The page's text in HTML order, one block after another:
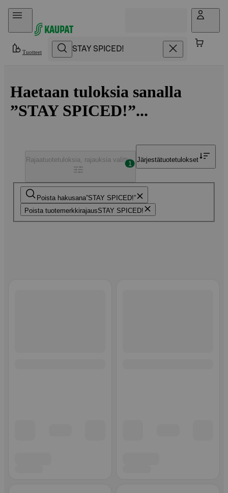
Hyppää sisältöön
Tuotteet
Haetaan tuloksia sanalla
”STAY SPICED!”...
Poista hakusana STAY SPICED!
Poista tuotemerkkirajausSTAY SPICED!
Rajaatuotetuloksia, rajauksia valittu
1
Järjestätuotetulokset